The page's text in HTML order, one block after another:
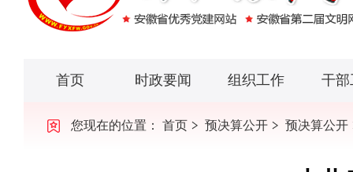
首页 时政要闻 组织工作 干部
您现在的位置： 首页 预决算公开 预决算公开